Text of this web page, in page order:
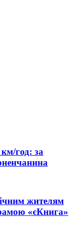
км/год: за
жителям
«єКнига»